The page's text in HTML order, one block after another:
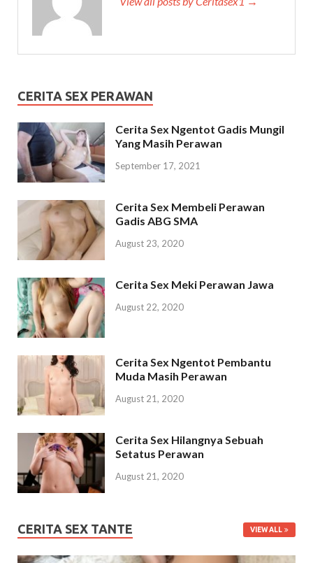
CERITA SEX PERAWAN
Cerita Sex Ngentot Gadis Mungil
Yang Masih Perawan
September 17, 2021
Cerita Sex Membeli Perawan
Gadis ABG SMA
August 23, 2020
Cerita Sex Meki Perawan Jawa
August 22, 2020
Cerita Sex Ngentot Pembantu
Muda Masih Perawan
August 21, 2020
Cerita Sex Hilangnya Sebuah
Setatus Perawan
August 21, 2020
CERITA SEX TANTE VIEW ALL